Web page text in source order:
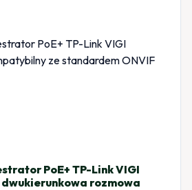
PoE+ TP-Link VIGI
dwukierunkowa rozmowa